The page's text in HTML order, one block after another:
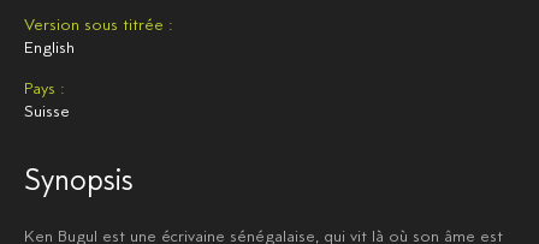
Version sous titrée :
English
Pays :
Suisse
Synopsis
Ken Bugul est une écrivaine sénégalaise, qui vit là où son âme est